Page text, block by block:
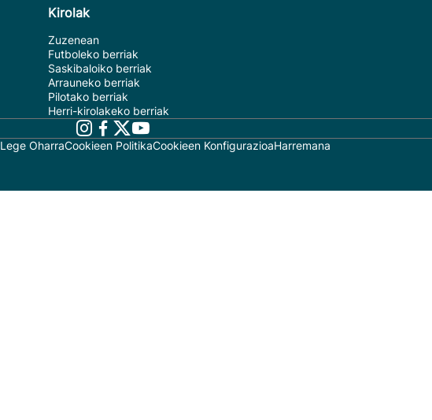
Kirolak
Zuzenean
Futboleko berriak
Saskibaloiko berriak
Arrauneko berriak
Pilotako berriak
Herri-kirolakeko berriak
Lege OharraCookieen PolitikaCookieen KonfigurazioaHarremana